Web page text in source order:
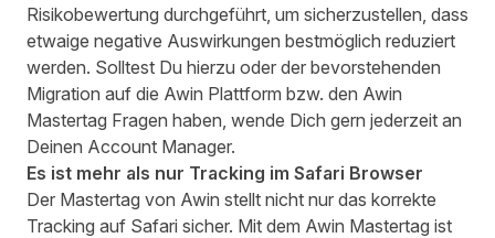
Risikobewertung durchgeführt, um sicherzustellen, dass
etwaige negative Auswirkungen bestmöglich reduziert
werden. Solltest Du hierzu oder der bevorstehenden
Migration auf die Awin Plattform bzw. den Awin
Mastertag Fragen haben, wende Dich gern jederzeit an
Deinen Account Manager.
Es ist mehr als nur Tracking im Safari Browser
Der Mastertag von Awin stellt nicht nur das korrekte
Tracking auf Safari sicher. Mit dem Awin Mastertag ist